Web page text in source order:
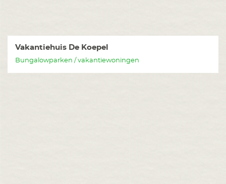
Vakantiehuis De Koepel
Bungalowparken / vakantiewoningen